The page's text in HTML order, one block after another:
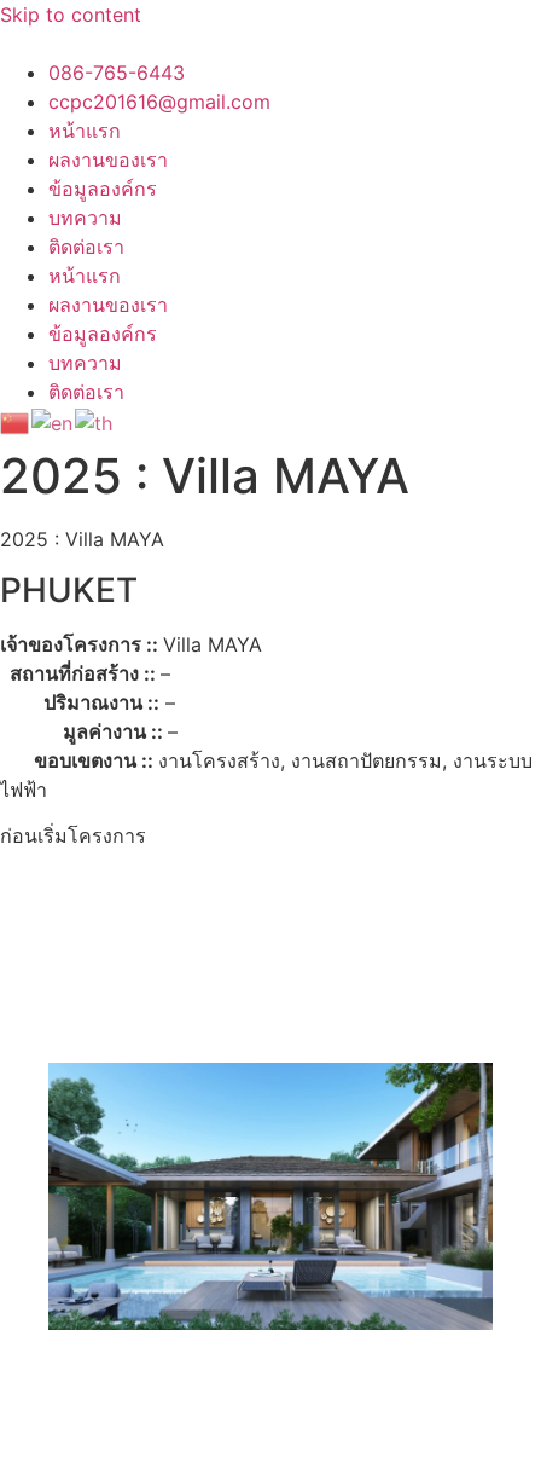
Skip to content
086-765-6443
ccpc201616@gmail.com
หน้าแรก
ผลงานของเรา
ข้อมูลองค์กร
บทความ
ติดต่อเรา
หน้าแรก
ผลงานของเรา
ข้อมูลองค์กร
บทความ
ติดต่อเรา
2025 : Villa MAYA
2025 : Villa MAYA
PHUKET
เจ้าของโครงการ :: Villa MAYA
สถานที่ก่อสร้าง :: –
ปริมาณงาน :: –
มูลค่างาน :: –
ขอบเขตงาน :: งานโครงสร้าง, งานสถาปัตยกรรม, งานระบบ
ไฟฟ้า
ก่อนเริ่มโครงการ